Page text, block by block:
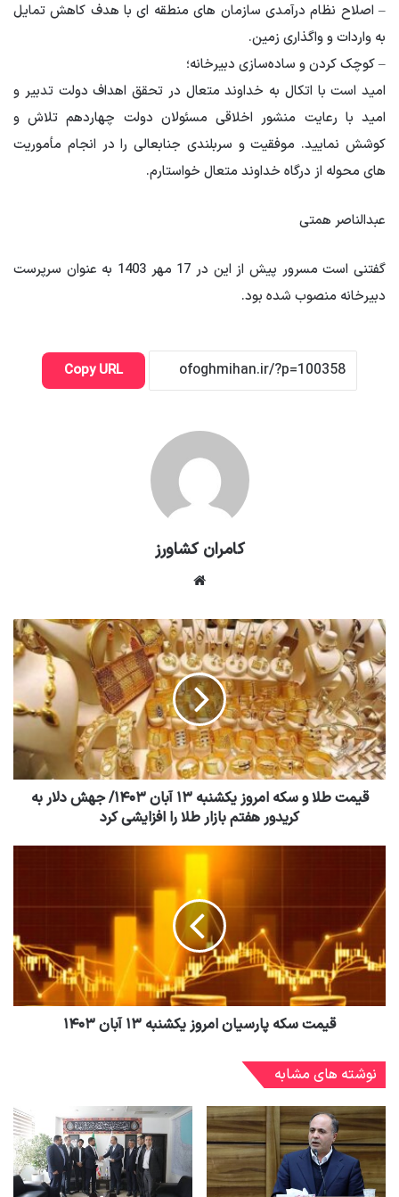
– اصلاح نظام درآمدی سازمان های منطقه ای با هدف کاهش تمایل
به واردات و واگذاری زمین.
– کوچک کردن و ساده‌سازی دبیرخانه؛
امید است با اتکال به خداوند متعال در تحقق اهداف دولت تدبیر و
امید با رعایت منشور اخلاقی مسئولان دولت چهاردهم تلاش و
کوشش نمایید. موفقیت و سربلندی جنابعالی را در انجام مأموریت
های محوله از درگاه خداوند متعال خواستارم.
عبدالناصر همتی
گفتنی است مسرور پیش از این در 17 مهر 1403 به عنوان سرپرست
دبیرخانه منصوب شده بود.
Copy URL
کامران کشاورز
قیمت طلا و سکه امروز یکشنبه ۱۳ آبان ۱۴۰۳/ جهش دلار به
کریدور هفتم بازار طلا را افزایشی کرد
قیمت سکه پارسیان امروز یکشنبه ۱۳ آبان ۱۴۰۳
نوشته های مشابه